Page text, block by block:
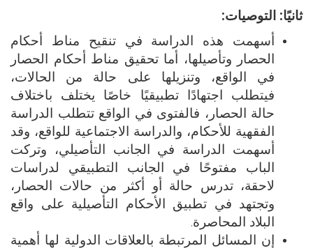
ثانيًا: التوصيات:
أسهمت هذه الدراسة في تنقيح مناط أحكام
الحصار وتأصيلها، أما تحقيق مناط أحكام الحصار
في الواقع، وتنزيلها على حالة من الحالات،
فيتطلب اجتهادًا تطبيقيًا خاصًا يختلف باختلاف
حالة الحصار، فالفتوى في الواقع تتطلب الدراسة
الفقهية للأحكام، والدراسة الاجتماعية للواقع، وقد
أسهمت الدراسة في الجانب التأصيلي، وتركت
الباب مفتوحًا في الجانب التطبيقي لدراسات
لاحقة، تدرس حالة أو أكثر من حالات الحصار،
وتجتهد في تطبيق الأحكام التأصيلية على واقع
البلاد المحاصرة.
إن المسائل المرتبطة بالعلاقات الدولية لها أهمية